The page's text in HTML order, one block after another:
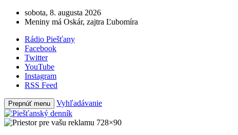
sobota, 8. augusta 2026
Meniny má Oskár, zajtra Ľubomíra
Rádio Piešťany
Facebook
Twitter
YouTube
Instagram
RSS Feed
Prepnúť menu Vyhľadávanie